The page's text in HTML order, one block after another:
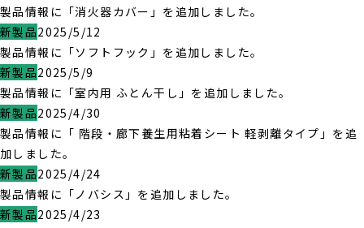
製品情報に「消火器カバー」を追加しました。
新製品2025/5/12
製品情報に「ソフトフック」を追加しました。
新製品2025/5/9
製品情報に「室内用 ふとん干し」を追加しました。
新製品2025/4/30
製品情報に「 階段・廊下養生用粘着シート 軽剥離タイプ」を追
加しました。
新製品2025/4/24
製品情報に「ノバシス」を追加しました。
新製品2025/4/23